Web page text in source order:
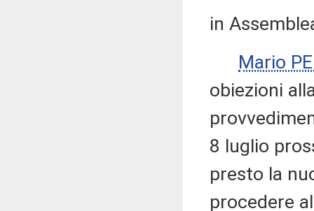
in
Mario
obiezioni
8 luglio
presto la
procedere